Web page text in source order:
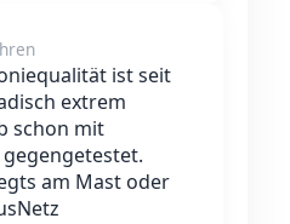
ist seit
extrem
schon mit
am Mast oder